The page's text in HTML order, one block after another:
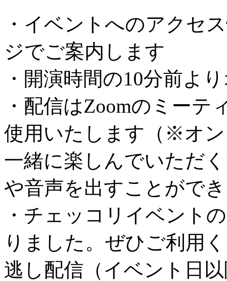
・イベントへのアクセ
ジでご案内します
・開演時間の10分前よ
・配信はZoomのミー
使用いたします（※オ
一緒に楽しんでいただ
や音声を出すことがで
・チェッコリイベント
りました。ぜひご利用
逃し配信（イベント日